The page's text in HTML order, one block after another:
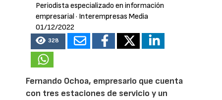
Periodista especializado en información
empresarial· Interempresas Media
01/12/2022
328
Fernando Ochoa, empresario que cuenta
con tres estaciones de servicio y un